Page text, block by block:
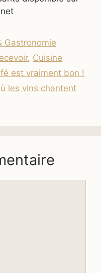
Gastronomie
, Cuisine
est vraiment bon !
les vins chantent